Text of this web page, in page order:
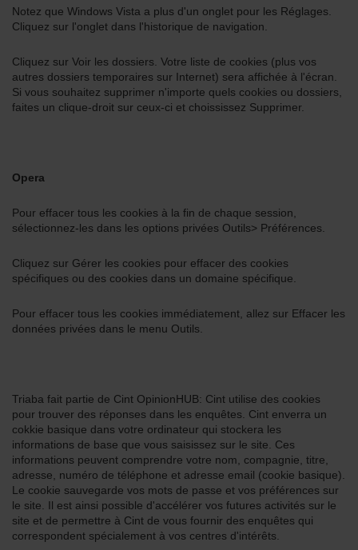
Notez que Windows Vista a plus d'un onglet pour les Réglages.
Cliquez sur l'onglet dans l'historique de navigation.
Cliquez sur Voir les dossiers. Votre liste de cookies (plus vos
autres dossiers temporaires sur Internet) sera affichée à l'écran.
Si vous souhaitez supprimer n'importe quels cookies ou dossiers,
faites un clique-droit sur ceux-ci et choississez Supprimer.
Opera
Pour effacer tous les cookies à la fin de chaque session,
sélectionnez-les dans les options privées Outils> Préférences.
Cliquez sur Gérer les cookies pour effacer des cookies
spécifiques ou des cookies dans un domaine spécifique.
Pour effacer tous les cookies immédiatement, allez sur Effacer les
données privées dans le menu Outils.
Triaba fait partie de Cint OpinionHUB: Cint utilise des cookies
pour trouver des réponses dans les enquêtes. Cint enverra un
cokkie basique dans votre ordinateur qui stockera les
informations de base que vous saisissez sur le site. Ces
informations peuvent comprendre votre nom, compagnie, titre,
adresse, numéro de téléphone et adresse email (cookie basique).
Le cookie sauvegarde vos mots de passe et vos préférences sur
le site. Il est ainsi possible d'accélérer vos futures activités sur le
site et de permettre à Cint de vous fournir des enquêtes qui
correspondent spécialement à vos centres d'intérêts.